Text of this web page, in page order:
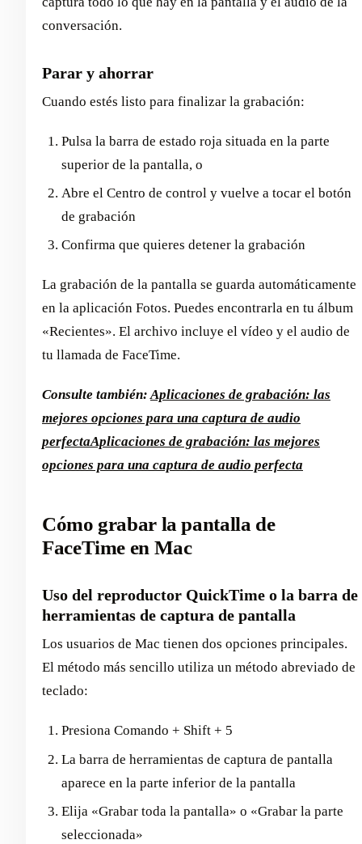
conversación.
Parar y ahorrar
Cuando estés listo para finalizar la grabación:
Pulsa la barra de estado roja situada en la parte
superior de la pantalla, o
Abre el Centro de control y vuelve a tocar el botón
de grabación
Confirma que quieres detener la grabación
La grabación de la pantalla se guarda automáticamente
en la aplicación Fotos. Puedes encontrarla en tu álbum
«Recientes». El archivo incluye el vídeo y el audio de
tu llamada de FaceTime.
Consulte también:Aplicaciones de grabación: las
mejores opciones para una captura de audio
perfectaAplicaciones de grabación: las mejores
opciones para una captura de audio perfecta
Cómo grabar la pantalla de
FaceTime en Mac
Uso del reproductor QuickTime o la barra de
herramientas de captura de pantalla
Los usuarios de Mac tienen dos opciones principales.
El método más sencillo utiliza un método abreviado de
teclado:
Presiona Comando + Shift + 5
La barra de herramientas de captura de pantalla
aparece en la parte inferior de la pantalla
Elija «Grabar toda la pantalla» o «Grabar la parte
seleccionada»